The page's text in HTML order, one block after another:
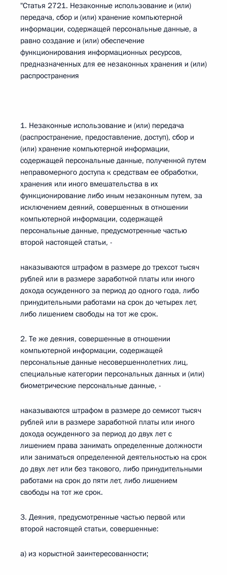
"Статья 2721. Незаконные использование и (или)
передача, сбор и (или) хранение компьютерной
информации, содержащей персональные данные, а
равно создание и (или) обеспечение
функционирования информационных ресурсов,
предназначенных для ее незаконных хранения и (или)
распространения
1. Незаконные использование и (или) передача
(распространение, предоставление, доступ), сбор и
(или) хранение компьютерной информации,
содержащей персональные данные, полученной путем
неправомерного доступа к средствам ее обработки,
хранения или иного вмешательства в их
функционирование либо иным незаконным путем, за
исключением деяний, совершенных в отношении
компьютерной информации, содержащей
персональные данные, предусмотренные частью
второй настоящей статьи, -
наказываются штрафом в размере до трехсот тысяч
рублей или в размере заработной платы или иного
дохода осужденного за период до одного года, либо
принудительными работами на срок до четырех лет,
либо лишением свободы на тот же срок.
2. Те же деяния, совершенные в отношении
компьютерной информации, содержащей
персональные данные несовершеннолетних лиц,
специальные категории персональных данных и (или)
биометрические персональные данные, -
наказываются штрафом в размере до семисот тысяч
рублей или в размере заработной платы или иного
дохода осужденного за период до двух лет с
лишением права занимать определенные должности
или заниматься определенной деятельностью на срок
до двух лет или без такового, либо принудительными
работами на срок до пяти лет, либо лишением
свободы на тот же срок.
3. Деяния, предусмотренные частью первой или
второй настоящей статьи, совершенные:
а) из корыстной заинтересованности;